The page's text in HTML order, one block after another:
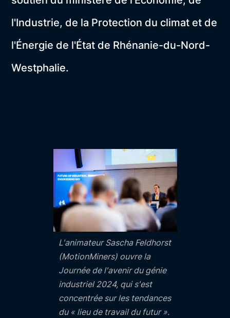
l'Industrie, de la Protection du climat et de
l'Énergie de l'État de Rhénanie-du-Nord-
Westphalie.
L'animateur Sascha Feldhorst
(MotionMiners) ouvre la
Journée de l'avenir du génie
industriel 2024, qui s'est
concentrée sur les tendances
du « lieu de travail du futur ».